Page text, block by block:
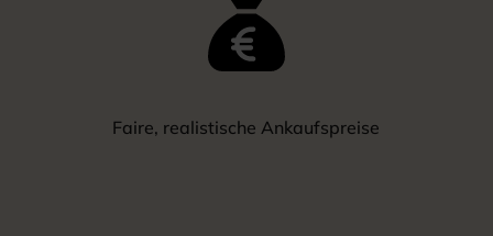
Faire, realistische Ankaufspreise